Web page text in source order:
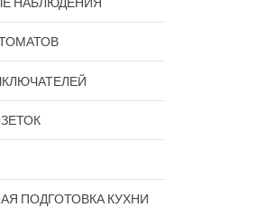
ПОДГОТОВКА КУХНИ